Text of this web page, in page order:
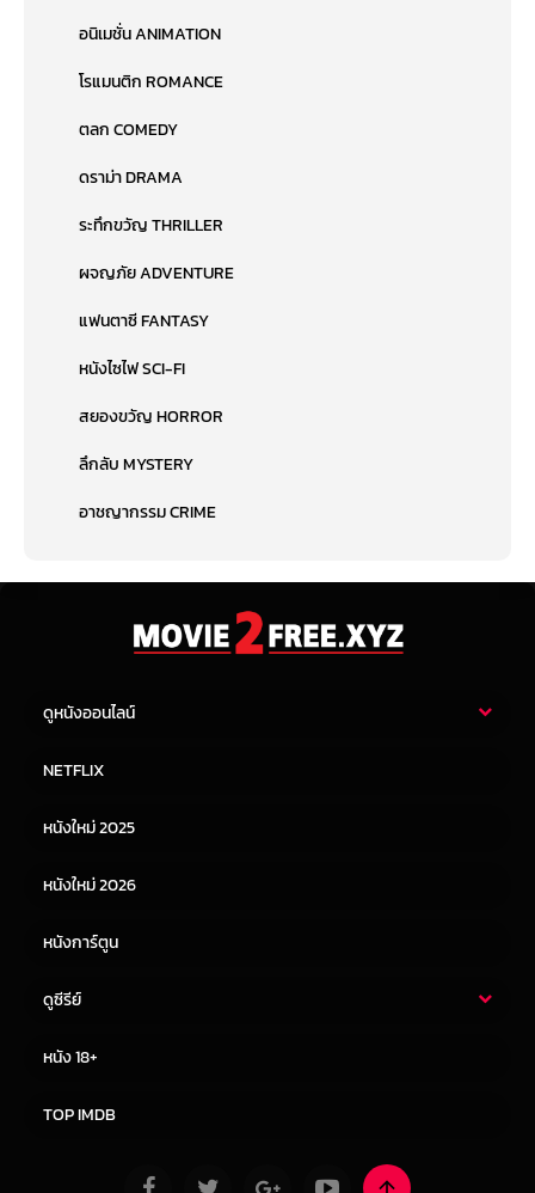
อนิเมชั่น ANIMATION
โรแมนติก ROMANCE
ตลก COMEDY
ดราม่า DRAMA
ระทึกขวัญ THRILLER
ผจญภัย ADVENTURE
แฟนตาซี FANTASY
หนังไซไฟ SCI-FI
สยองขวัญ HORROR
ลึกลับ MYSTERY
อาชญากรรม CRIME
ดูหนังออนไลน์
หนังจีน
NETFLIX
หนังใหม่ 2025
หนังใหม่ 2026
หนังการ์ตูน
ดูซีรีย์
หนัง 18+
TOP IMDB